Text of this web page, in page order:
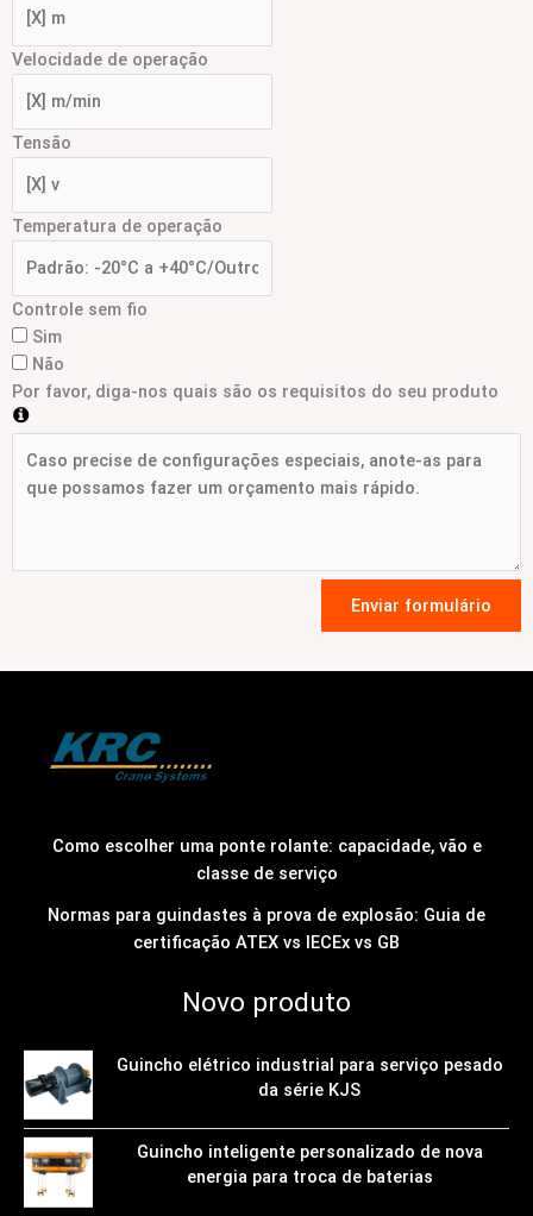
Velocidade de operação
Tensão
Temperatura de operação
Controle sem fio
Sim
Não
Por favor, diga-nos quais são os requisitos do seu produto
Enviar formulário
Como escolher uma ponte rolante: capacidade, vão e
classe de serviço
Normas para guindastes à prova de explosão: Guia de
certificação ATEX vs IECEx vs GB
Novo produto
Guincho elétrico industrial para serviço pesado
da série KJS
Guincho inteligente personalizado de nova
energia para troca de baterias